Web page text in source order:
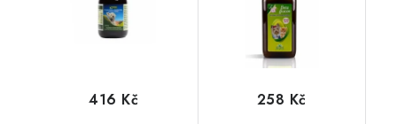
416 Kč 258 Kč